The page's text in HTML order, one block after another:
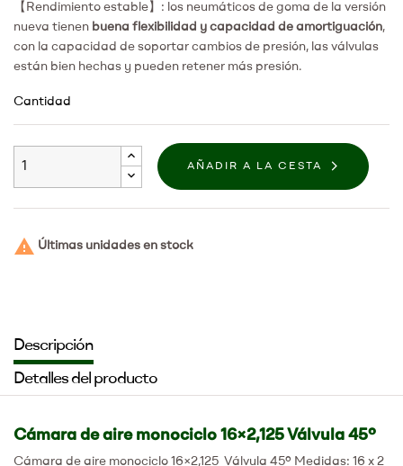
【Rendimiento estable】: los neumáticos de goma de la versión
nueva tienen buena flexibilidad y capacidad de amortiguación,
con la capacidad de soportar cambios de presión, las válvulas
están bien hechas y pueden retener más presión.
Cantidad
AÑADIR A LA CESTA
 Últimas unidades en stock
Descripción
Detalles del producto
Cámara de aire monociclo 16×2,125 Válvula 45º
Cámara de aire monociclo 16×2,125 Válvula 45º Medidas: 16 x 2